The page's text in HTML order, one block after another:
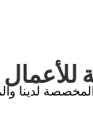
لدينا